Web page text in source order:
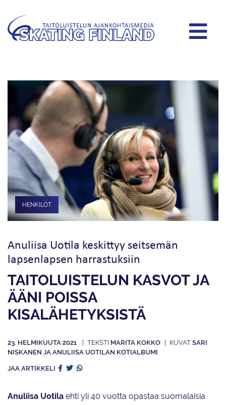
HENKILÖT
Anuliisa Uotila keskittyy seitsemän
lapsenlapsen harrastuksiin
TAITOLUISTELUN KASVOT JA
ÄÄNI POISSA
KISALÄHETYKSISTÄ
23. HELMIKUUTA 2021 MARITA KOKKO
SARI
NISKANEN JA ANULIISA UOTILAN KOTIALBUMI
JAA ARTIKKELI
Anuliisa Uotila ehti yli 40 vuotta opastaa suomalaisia